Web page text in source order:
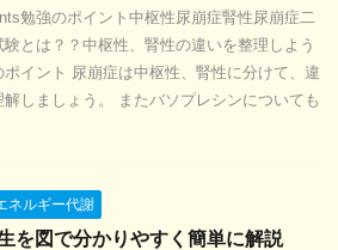
勉強のポイント中枢性尿崩症腎性尿崩症二
験とは？？中枢性、腎性の違いを整理しよう
ポイント 尿崩症は中枢性、腎性に分けて、違
解しましょう。 またバソプレシンについても
ネルギー代謝
を図で分かりやすく簡単に解説